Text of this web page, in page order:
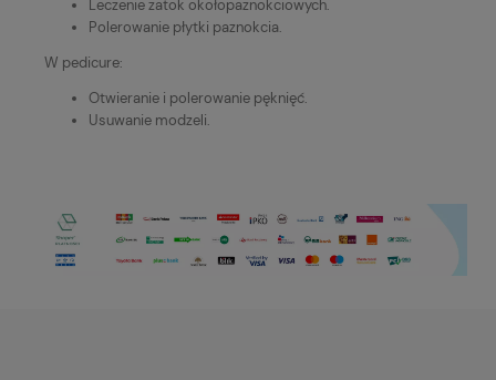
Leczenie zatok okołopaznokciowych.
Polerowanie płytki paznokcia.
W pedicure:
Otwieranie i polerowanie pęknięć.
Usuwanie modzeli.